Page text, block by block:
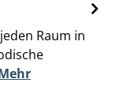
Raum in